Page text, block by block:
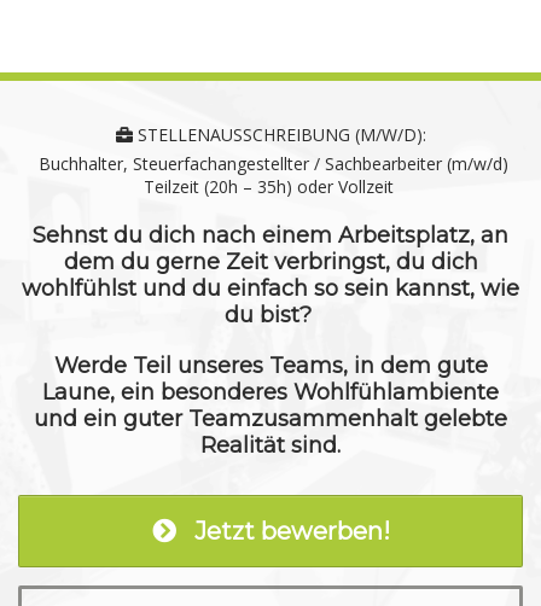
STELLENAUSSCHREIBUNG (M/W/D):
Buchhalter, Steuerfachangestellter / Sachbearbeiter (m/w/d)
Teilzeit (20h – 35h) oder Vollzeit
Sehnst du dich nach einem Arbeitsplatz, an
dem du gerne Zeit verbringst, du dich
wohlfühlst und du einfach so sein kannst, wie
du bist?
Werde Teil unseres Teams, in dem gute
Laune, ein besonderes Wohlfühlambiente
und ein guter Teamzusammenhalt gelebte
Realität sind.
Jetzt bewerben!